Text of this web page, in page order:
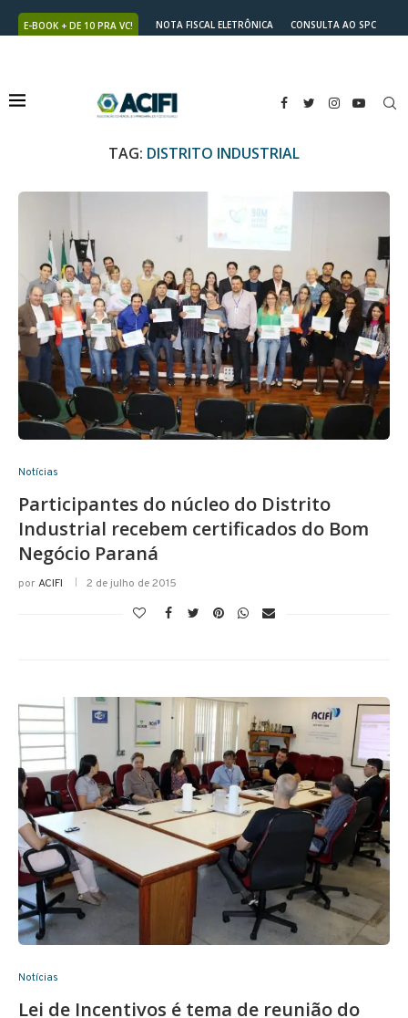
E-BOOK + DE 10 PRA VC! NOTA FISCAL ELETRÔNICA
CONSULTA AO SPC
TAG: DISTRITO INDUSTRIAL
Notícias
Participantes do núcleo do Distrito
Industrial recebem certificados do Bom
Negócio Paraná
porACIFI 2 de julho de 2015
Notícias
Lei de Incentivos é tema de reunião do